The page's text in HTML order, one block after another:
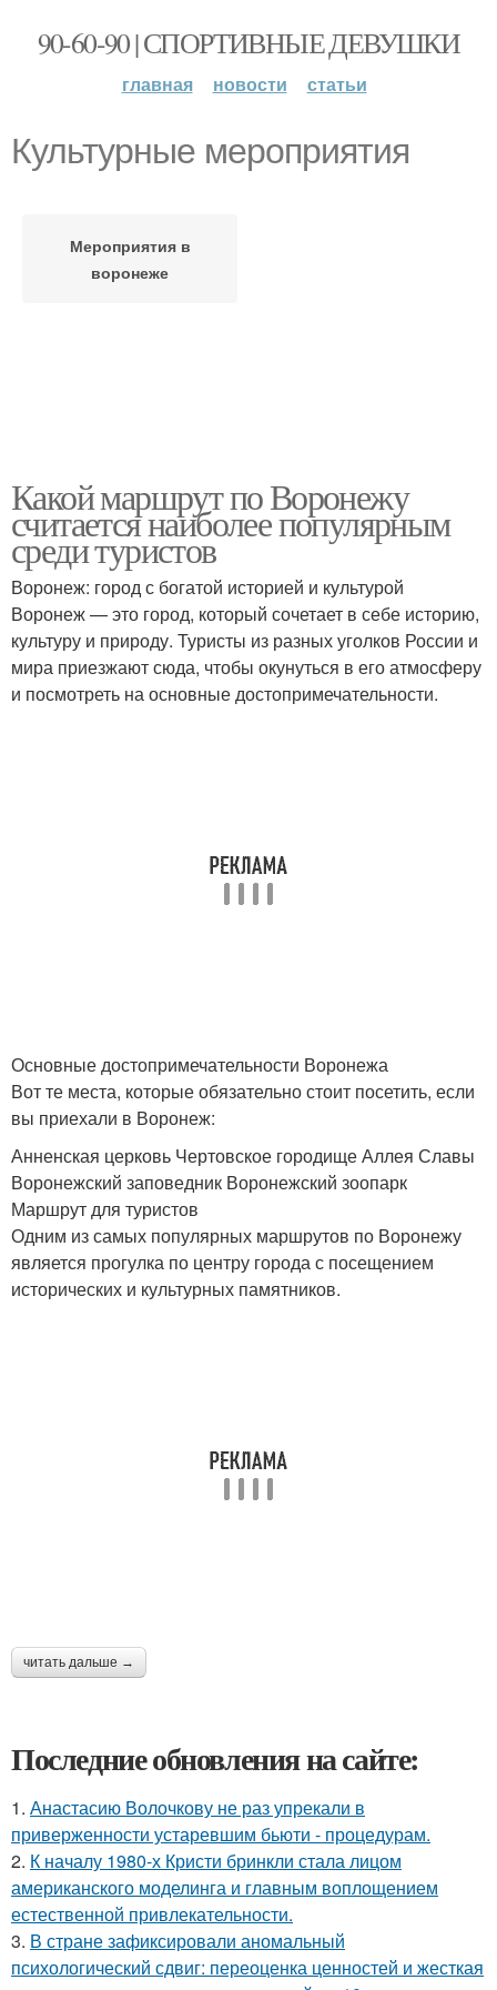
90-60-90 | СПОРТИВНЫЕ ДЕВУШКИ
главная новости статьи
Культурные мероприятия
Мероприятия в
воронеже
Какой маршрут по Воронежу
считается наиболее популярным
среди туристов
Воронеж: город с богатой историей и культурой
Воронеж — это город, который сочетает в себе историю,
культуру и природу. Туристы из разных уголков России и
мира приезжают сюда, чтобы окунуться в его атмосферу
и посмотреть на основные достопримечательности.
Основные достопримечательности Воронежа
Вот те места, которые обязательно стоит посетить, если
вы приехали в Воронеж:
Анненская церковь Чертовское городище Аллея Славы
Воронежский заповедник Воронежский зоопарк
Маршрут для туристов
Одним из самых популярных маршрутов по Воронежу
является прогулка по центру города с посещением
исторических и культурных памятников.
читать дальше →
Последние обновления на сайте:
1. Анастасию Волочкову не раз упрекали в
приверженности устаревшим бьюти - процедурам.
2. К началу 1980-х Кристи бринкли стала лицом
американского моделинга и главным воплощением
естественной привлекательности.
3. В стране зафиксировали аномальный
психологический сдвиг: переоценка ценностей и жесткая